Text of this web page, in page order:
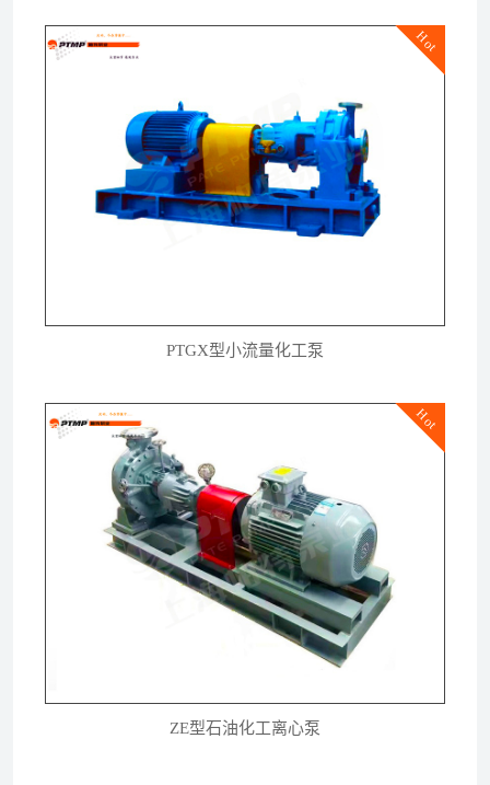
Hot
PTGX型小流量化工泵
Hot
ZE型石油化工离心泵